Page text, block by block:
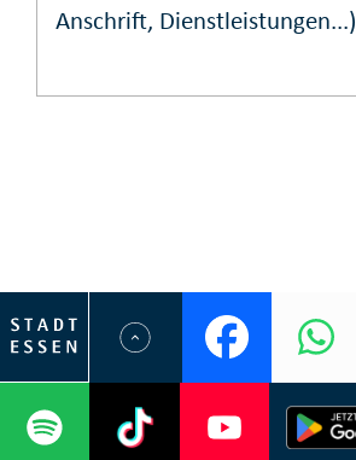
Anschrift, Dienstleistungen...)